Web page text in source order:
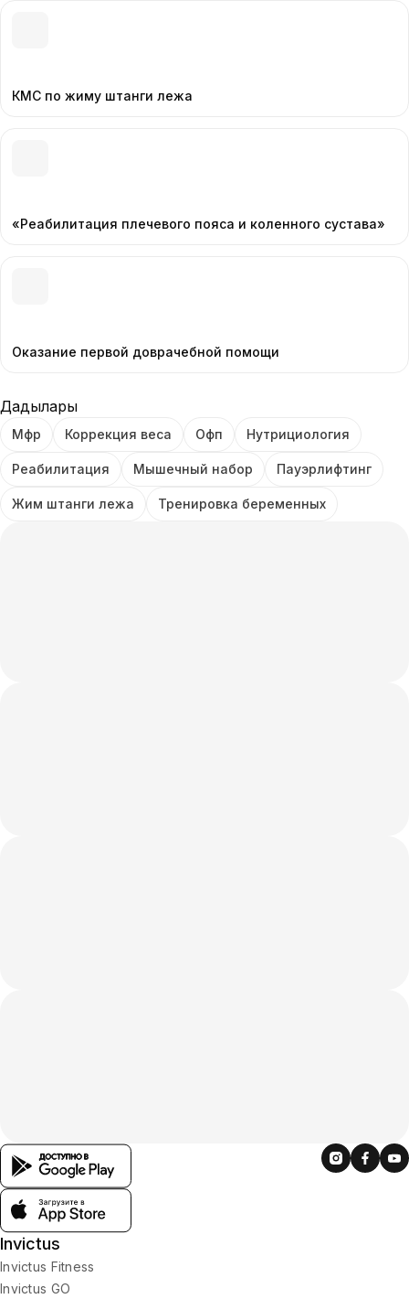
и корректировки. Без случайных решений — только
КМС по жиму штанги лежа
«Реабилитация плечевого пояса и коленного сустава»
Оказание первой доврачебной помощи
Дағдылары
Мфр Коррекция веса Офп Нутрициология
Реабилитация Мышечный набор Пауэрлифтинг
Жим штанги лежа Тренировка беременных
Invictus
Invictus Fitness
Invictus GO